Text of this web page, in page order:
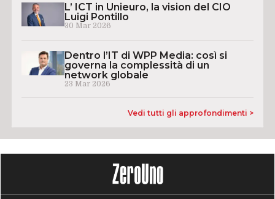
L’ ICT in Unieuro, la vision del CIO
Luigi Pontillo
30 Mar 2026
Dentro l’IT di WPP Media: così si
governa la complessità di un
network globale
23 Mar 2026
Vedi tutti gli approfondimenti >